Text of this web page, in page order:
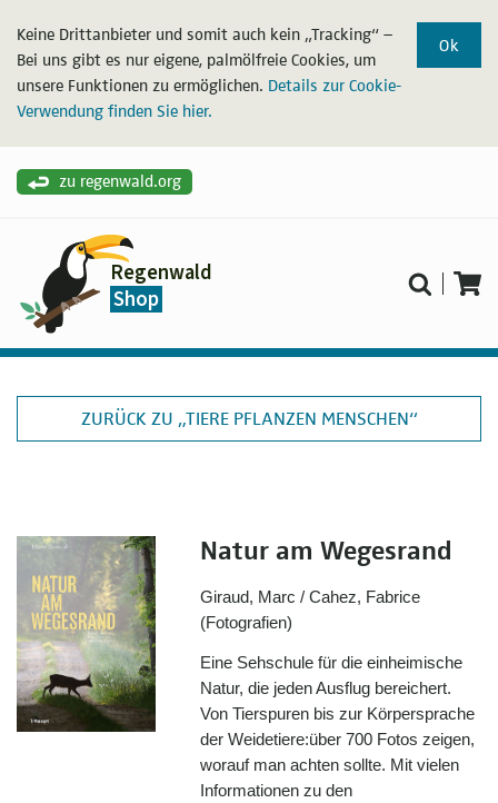
Ok
Keine Drittanbieter und somit auch kein „Tracking“ –
Bei uns gibt es nur eigene, palmölfreie Cookies, um
unsere Funktionen zu ermöglichen. Details zur Cookie-
Verwendung finden Sie hier.
zu regenwald.org
Regenwald
Shop
ZURÜCK ZU „TIERE PFLANZEN MENSCHEN“
Natur am Wegesrand
Giraud, Marc / Cahez, Fabrice
(Fotografien)
Eine Sehschule für die einheimische
Natur, die jeden Ausflug bereichert.
Von Tierspuren bis zur Körpersprache
der Weidetiere:über 700 Fotos zeigen,
worauf man achten sollte. Mit vielen
Informationen zu den